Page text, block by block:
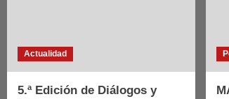
Actualidad
5.ª Edición de Diálogos y